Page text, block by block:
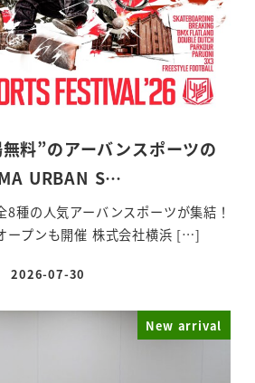
料”のアーバンスポーツの
URBAN S…
8種の人気アーバンスポーツが集結！
ープンも開催 株式会社横浜 […]
投稿日
2026-07-30
New arrival